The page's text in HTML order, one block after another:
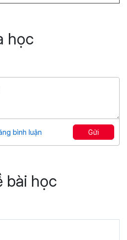
30 bài giảng
1,500,000 đ
18 bài giảng
69
học
bình luận Gửi
bài học